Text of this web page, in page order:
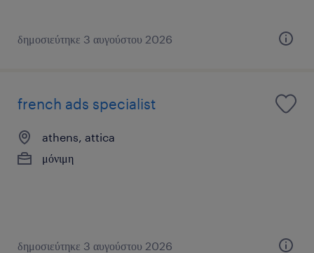
δημοσιεύτηκε 3 αυγούστου 2026
french ads specialist
athens, attica
μόνιμη
δημοσιεύτηκε 3 αυγούστου 2026